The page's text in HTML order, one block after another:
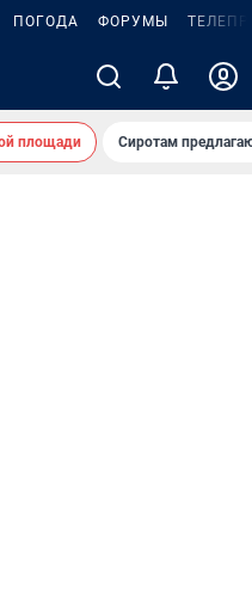
ПОГОДА ФОРУМЫ
площади Сиротам